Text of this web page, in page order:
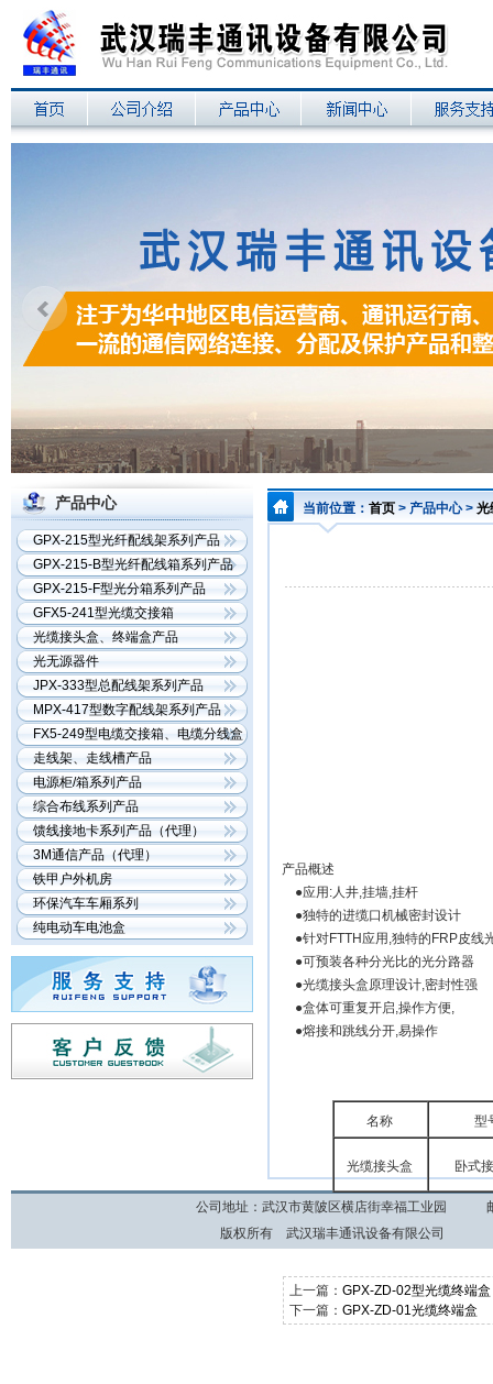
产品中心
GPX-215型光纤配线架系列产品
GPX-215-B型光纤配线箱系列产品
GPX-215-F型光分箱系列产品
GFX5-241型光缆交接箱
光缆接头盒、终端盒产品
光无源器件
JPX-333型总配线架系列产品
MPX-417型数字配线架系列产品
FX5-249型电缆交接箱、电缆分线盒
产品走线架、走线槽产品
电源柜/箱系列产品
综合布线系列产品
馈线接地卡系列产品（代理）
3M通信产品（代理）
铁甲户外机房
环保汽车车厢系列
纯电动车电池盒
当前位置： 首页> 产品中心 > 光
产品概述
●应用:人井,挂墙,挂杆
●独特的进缆口机械密封设计
●针对FTTH应用,独特的FRP皮线
●可预装各种分光比的光分路器
●光缆接头盒原理设计,密封性强
●盒体可重复开启,操作方便,
●熔接和跳线分开,易操作
名称 型
光缆接头盒 卧式
上一篇：GPX-ZD-02型光缆终端盒
下一篇：GPX-ZD-01光缆终端盒
公司地址：武汉市黄陂区横店街幸福工业
版权所有 武汉瑞丰通讯设备